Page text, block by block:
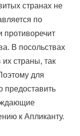
странах не
по
противоречит
В посольствах
страны, так
для
предоставить
к Апликанту.